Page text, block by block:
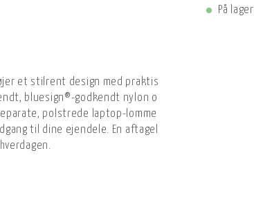
et stilrent design med praktiske funktioner, der
bluesign®-godkendt nylon og har en ventileret
polstrede laptop-lomme beskytter din
til dine ejendele. En aftagelig hofterem og
På lager